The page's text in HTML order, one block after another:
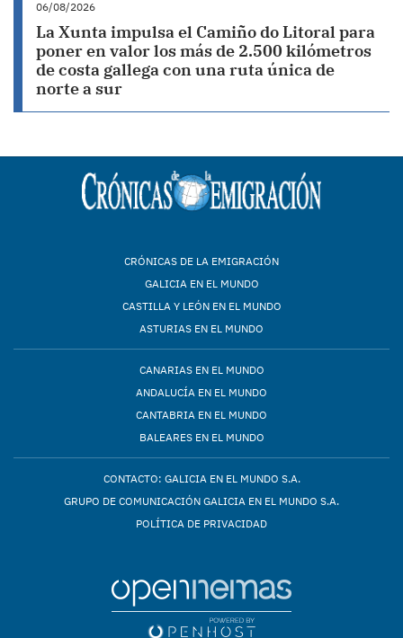
06/08/2026
La Xunta impulsa el Camiño do Litoral para
poner en valor los más de 2.500 kilómetros
de costa gallega con una ruta única de
norte a sur
CRÓNICAS DE LA EMIGRACIÓN
GALICIA EN EL MUNDO
CASTILLA Y LEÓN EN EL MUNDO
ASTURIAS EN EL MUNDO
CANARIAS EN EL MUNDO
ANDALUCÍA EN EL MUNDO
CANTABRIA EN EL MUNDO
BALEARES EN EL MUNDO
CONTACTO: GALICIA EN EL MUNDO S.A.
GRUPO DE COMUNICACIÓN GALICIA EN EL MUNDO S.A.
POLÍTICA DE PRIVACIDAD